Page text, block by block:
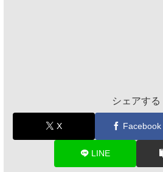
シェアする
X Facebook
LINE